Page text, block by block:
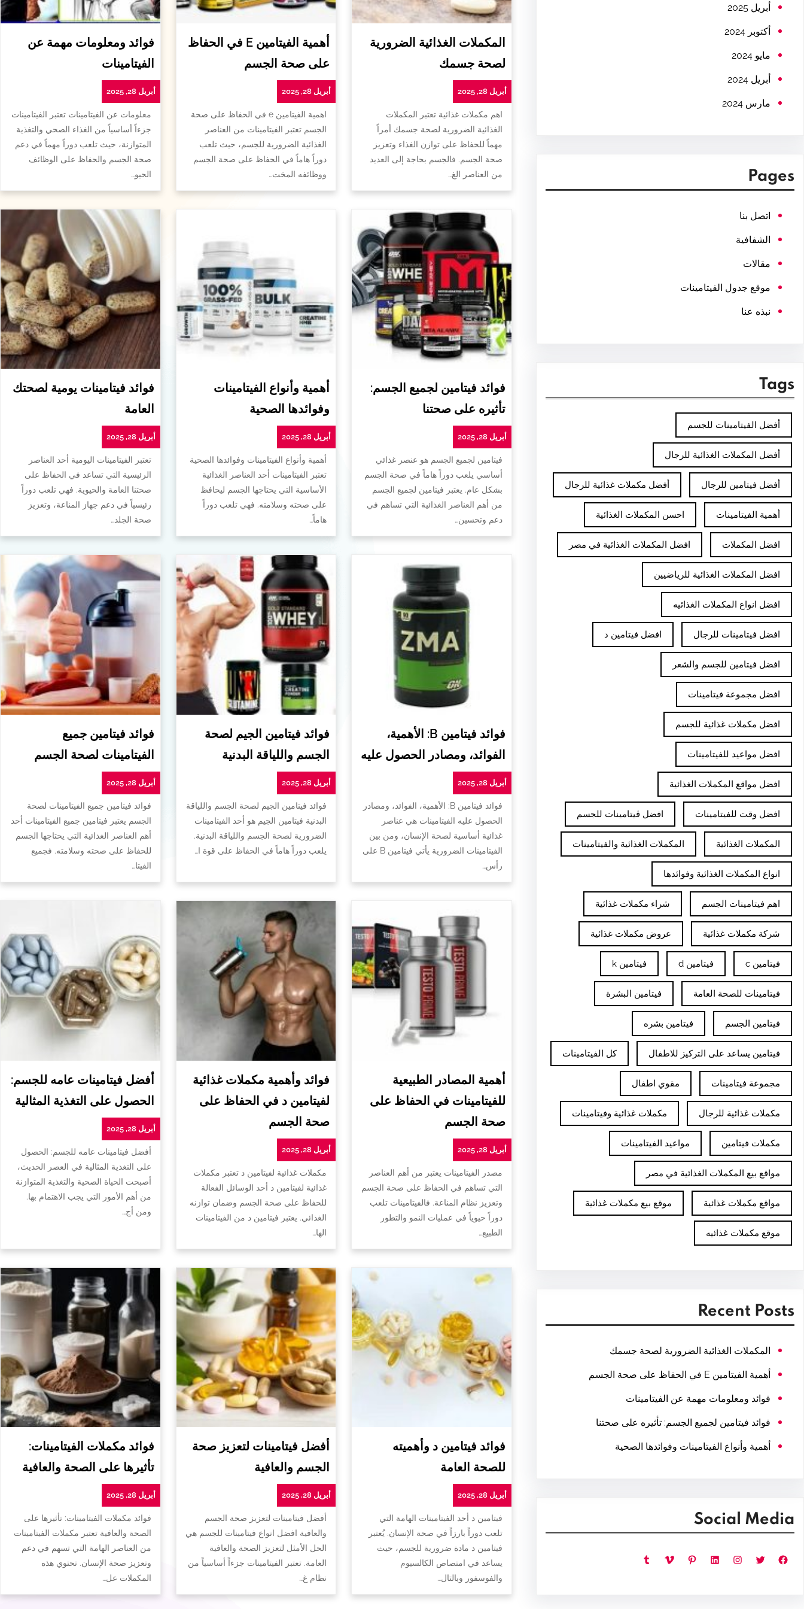
أبريل 2025
أكتوبر 2024
مايو 2024
أبريل 2024
مارس 2024
Pages
اتصل بنا
الشفافية
مقالات
موقع جدول الفيتامينات
نبذه عنا
Tags
أفضل الفيتامينات للجسم
أفضل المكملات الغذائية للرجال
أفضل فيتامين للرجال أفضل مكملات غذائية للرجال
أهمية الفيتامينات احسن المكملات الغذائية
افضل المكملات افضل المكملات الغذائية في مصر
افضل المكملات الغذائية للرياضيين
افضل انواع المكملات الغذائيه
افضل فيتامينات للرجال افضل فيتامين د
افضل فيتامين للجسم والشعر
افضل مجموعة فيتامينات
افضل مكملات غذائية للجسم
افضل مواعيد للفيتامينات
افضل مواقع المكملات الغذائية
افضل وقت للفيتامينات افضل ڤيتامينات للجسم
المكملات الغذائية المكملات الغذائية والفيتامينات
انواع المكملات الغذائية وفوائدها
اهم فيتامينات الجسم شراء مكملات غذائية
شركة مكملات غذائية عروض مكملات غذائية
فيتامين c فيتامين d فيتامين k
فيتامينات للصحة العامة فيتامين البشرة
فيتامين الجسم فيتامين بشره
فيتامين يساعد على التركيز للاطفال كل الفيتامينات
مجموعة فيتامينات مقوي اطفال
مكملات غذائية للرجال مكملات غذائية وفيتامينات
مكملات فيتامين مواعيد الفيتامينات
مواقع بيع المكملات الغذائية في مصر
مواقع مكملات غذائية موقع بيع مكملات غذائية
موقع مكملات غذائيه
Recent Posts
المكملات الغذائية الضرورية لصحة جسمك
أهمية الفيتامين E في الحفاظ على صحة الجسم
فوائد ومعلومات مهمة عن الفيتامينات
فوائد فيتامين لجميع الجسم: تأثيره على صحتنا
أهمية وأنواع الفيتامينات وفوائدها الصحية
Social Media
فيسبوك تويتر إنستجرام لينكد إن بينتريست فيميو تمبلر
المكملات الغذائية الضرورية
لصحة جسمك
أبريل 28, 2025
اهم مكملات غذائية تعتبر المكملات
الغذائية الضرورية لصحة جسمك أمراً
مهماً للحفاظ على توازن الغذاء وتعزيز
صحة الجسم. فالجسم بحاجة إلى العديد
من العناصر الغ…
أهمية الفيتامين E في الحفاظ
على صحة الجسم
أبريل 28, 2025
اهمية الفيتامين e في الحفاظ على صحة
الجسم تعتبر الفيتامينات من العناصر
الغذائية الضرورية للجسم، حيث تلعب
دوراً هاماً في الحفاظ على صحة الجسم
ووظائفه المخت…
فوائد ومعلومات مهمة عن
الفيتامينات
أبريل 28, 2025
معلومات عن الفيتامينات تعتبر الفيتامينات
جزءاً أساسياً من الغذاء الصحي والتغذية
المتوازنة، حيث تلعب دوراً مهماً في دعم
صحة الجسم والحفاظ على الوظائف
الحيو…
فوائد فيتامين لجميع الجسم:
تأثيره على صحتنا
أبريل 28, 2025
فيتامين لجميع الجسم هو عنصر غذائي
أساسي يلعب دوراً هاماً في صحة الجسم
بشكل عام. يعتبر فيتامين لجميع الجسم
من أهم العناصر الغذائية التي تساهم في
دعم وتحسين…
أهمية وأنواع الفيتامينات
وفوائدها الصحية
أبريل 28, 2025
أهمية وأنواع الفيتامينات وفوائدها الصحية
تعتبر الفيتامينات أحد العناصر الغذائية
الأساسية التي يحتاجها الجسم ليحافظ
على صحته وسلامته. فهي تلعب دوراً
هاماً…
فوائد فيتامينات يومية لصحتك
العامة
أبريل 28, 2025
تعتبر الفيتامينات اليومية أحد العناصر
الرئيسية التي تساعد في الحفاظ على
صحتنا العامة والحيوية. فهي تلعب دوراً
رئيسياً في دعم جهاز المناعة، وتعزيز
صحة الجلد…
فوائد فيتامين B: الأهمية،
الفوائد، ومصادر الحصول عليه
أبريل 28, 2025
فوائد فيتامين B: الأهمية، الفوائد، ومصادر
الحصول عليه الفيتامينات هي عناصر
غذائية أساسية لصحة الإنسان، ومن بين
الفيتامينات الضرورية يأتي فيتامين B على
رأس…
فوائد فيتامين الجيم لصحة
الجسم واللياقة البدنية
أبريل 28, 2025
فوائد فيتامين الجيم لصحة الجسم واللياقة
البدنية فيتامين الجيم هو أحد الفيتامينات
الضرورية لصحة الجسم واللياقة البدنية.
يلعب دوراً هاماً في الحفاظ على قوة ا…
فوائد فيتامين جميع
الفيتامينات لصحة الجسم
أبريل 28, 2025
فوائد فيتامين جميع الفيتامينات لصحة
الجسم يعتبر فيتامين جميع الفيتامينات أحد
أهم العناصر الغذائية التي يحتاجها الجسم
للحفاظ على صحته وسلامته. فجميع
الفيتا…
أهمية المصادر الطبيعية
للفيتامينات في الحفاظ على
صحة الجسم
أبريل 28, 2025
مصدر الفيتامينات يعتبر من أهم العناصر
التي تساهم في الحفاظ على صحة الجسم
وتعزيز نظام المناعة. فالفيتامينات تلعب
دوراً حيوياً في عمليات النمو والتطور
الطبيع…
فوائد وأهمية مكملات غذائية
لفيتامين د في الحفاظ على
صحة الجسم
أبريل 28, 2025
مكملات غذائية لفيتامين د تعتبر مكملات
غذائية لفيتامين د أحد الوسائل الفعالة
للحفاظ على صحة الجسم وضمان توازنه
الغذائي. يعتبر فيتامين د من الفيتامينات
الها…
أفضل فيتامينات عامه للجسم:
الحصول على التغذية المثالية
أبريل 28, 2025
أفضل فيتامينات عامه للجسم: الحصول
على التغذية المثالية في العصر الحديث،
أصبحت الحياة الصحية والتغذية المتوازنة
من أهم الأمور التي يجب الاهتمام بها.
ومن أج…
فوائد فيتامين د وأهميته
للصحة العامة
أبريل 28, 2025
فيتامين د أحد الفيتامينات الهامة التي
تلعب دوراً بارزاً في صحة الإنسان. يُعتبر
فيتامين د مادة ضرورية للجسم، حيث
يساعد في امتصاص الكالسيوم
والفوسفور وبالتال…
أفضل فيتامينات لتعزيز صحة
الجسم والعافية
أبريل 28, 2025
أفضل فيتامينات لتعزيز صحة الجسم
والعافية افضل انواع فيتامينات للجسم هي
الحل الأمثل لتعزيز الصحة والعافية
العامة. تعتبر الفيتامينات جزءاً أساسياً من
نظام غ…
فوائد مكملات الفيتامينات:
تأثيرها على الصحة والعافية
أبريل 28, 2025
فوائد مكملات الفيتامينات: تأثيرها على
الصحة والعافية تعتبر مكملات الفيتامينات
من العناصر الهامة التي تسهم في دعم
وتعزيز صحة الإنسان. تحتوي هذه
المكملات عل…